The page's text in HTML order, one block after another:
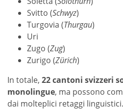
Svitto (Schwyz)
Turgovia (Thurgau)
Uri
Zugo (Zug)
Zurigo (Zürich)
In totale, 22 cantoni svizzeri
monolingue, ma possono
dai molteplici retaggi linguistici.